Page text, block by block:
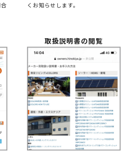
くお知らせします。
取扱説明書の閲覧